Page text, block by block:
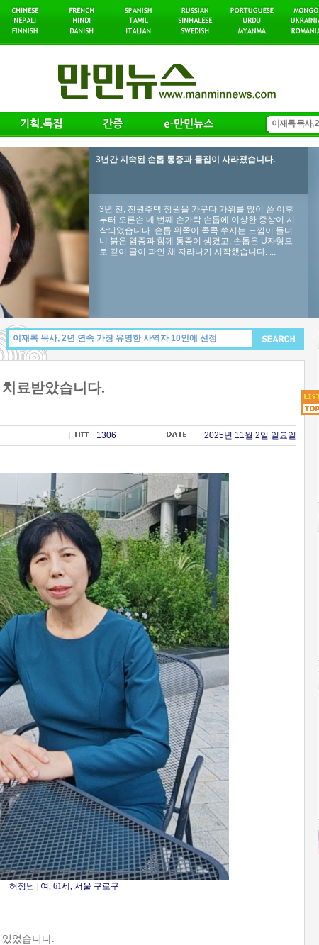
3년간 지속된 손톱 통증과 물집이 사라졌습니다.
3년 전, 전원주택 정원을 가꾸다 가위를 많이 쓴 이후
부터 오른손 네 번째 손가락 손톱에 이상한 증상이 시
작되었습니다. 손톱 위쪽이 콕콕 쑤시는 느낌이 들더
니 붉은 염증과 함께 통증이 생겼고, 손톱은 U자형으
로 깊이 골이 파인 채 자라나기 시작했습니다. ...
료받았습니다.
1306 2025년 11월 2일 일요일
허정남 | 여, 61세, 서울 구로구
었습니다.